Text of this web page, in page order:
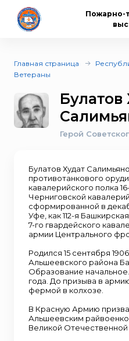
Пожарно-
Главная страница
Ветераны
Булатов
Герой
Булатов Худат
противотанкового
кавалерийского полка
Черниговской
сформированной в
Уфе, как 112-я
7-го гвардейского
армии Центрального
Родился 15 сентября
Альшеевского района
Образование
года. До призыва в
фермой в колхозе.
В Красную Армию
Альшеевским
Великой Отечественной